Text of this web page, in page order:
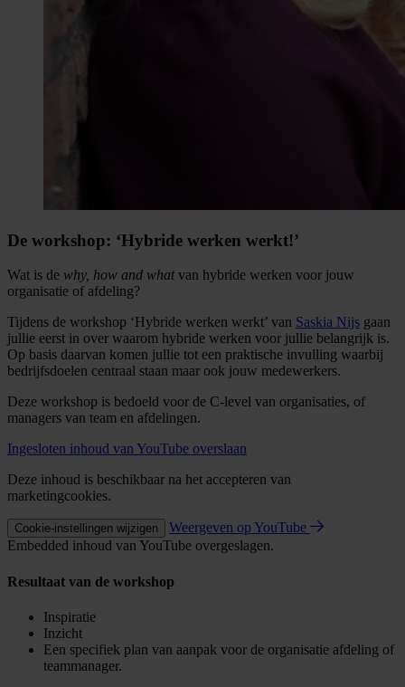
De workshop: ‘Hybride werken werkt!’
Wat is de why, how and whatvan hybride werken voor jouw
organisatie of afdeling?
Tijdens de workshop ‘Hybride werken werkt’ van Saskia Nijs gaan
jullie eerst in over waarom hybride werken voor jullie belangrijk is.
Op basis daarvan komen jullie tot een praktische invulling waarbij
bedrijfsdoelen centraal staan maar ook jouw medewerkers.
Deze workshop is bedoeld voor de C-level van organisaties, of
managers van team en afdelingen.
Ingesloten inhoud van YouTube overslaan
Deze inhoud is beschikbaar na het accepteren van
marketingcookies.
Cookie-instellingen wijzigen
Weergeven op YouTube
Embedded inhoud van YouTube overgeslagen.
Resultaat van de workshop
Inspiratie
Inzicht
Een specifiek plan van aanpak voor de organisatie afdeling of
teammanager.